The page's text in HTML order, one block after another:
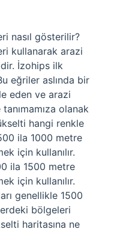
nasıl gösterilir?
kullanarak arazi
İzohips ilk
eğriler aslında bir
eden ve arazi
olanak
hangi renkle
ila 1000 metre
için kullanılır.
ila 1500 metre
için kullanılır.
genellikle 1500
bölgeleri
haritasına ne